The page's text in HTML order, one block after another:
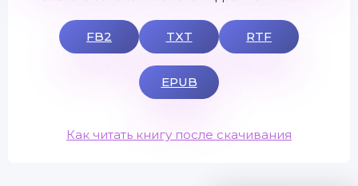
FB2 TXT RTF
EPUB
Как читать книгу после скачивания